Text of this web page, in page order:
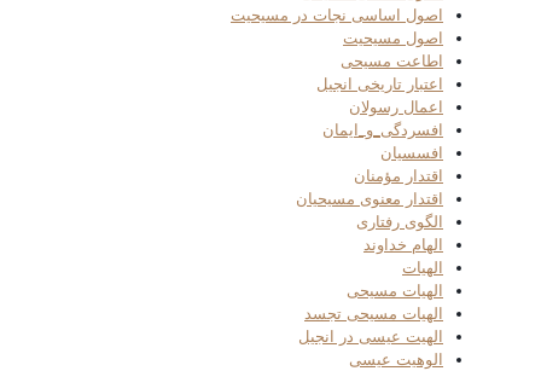
اصول اساسی نجات در مسیحیت
اصول مسیحیت
اطاعت مسیحی
اعتبار تاریخی انجیل
اعمال رسولان
افسردگی_و_ایمان
افسسیان
اقتدار مؤمنان
اقتدار معنوی مسیحیان
الگوی رفتاری
الهام خداوند
الهیات
الهیات مسیحی
الهیات مسیحی تجسد
الهیت عیسی در انجیل
الوهیت عیسی